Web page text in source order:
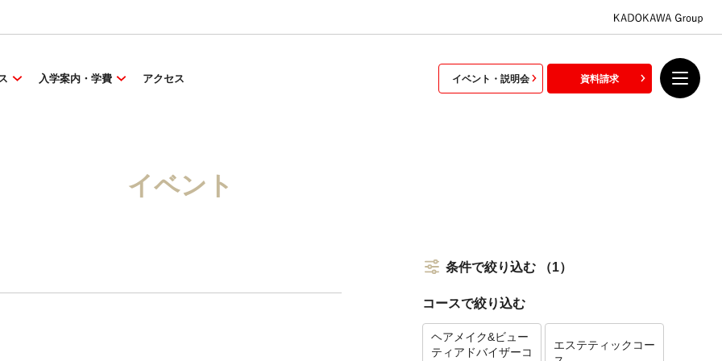
入学案内・学費 アクセス イベント・説明会 資料請求
イベント
条件で絞り込む （1）
コースで絞り込む
ヘアメイク&ビュー
ティアドバイザーコ
エステティックコー